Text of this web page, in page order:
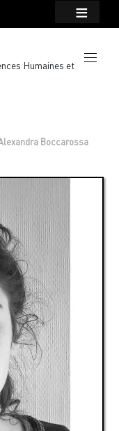
Humaines et
Boccarossa